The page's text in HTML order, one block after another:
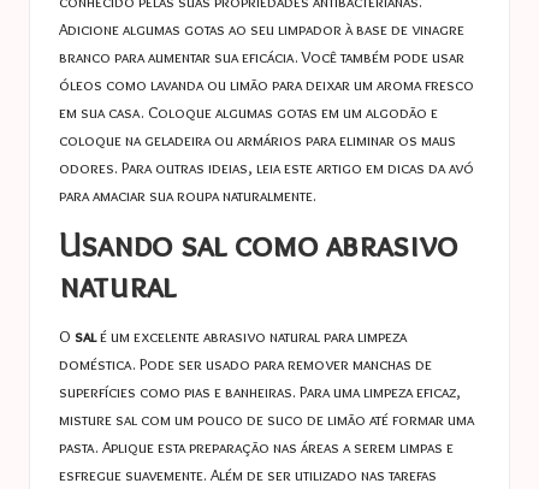
Adicione algumas gotas ao seu limpador à base de vinagre
branco para aumentar sua eficácia. Você também pode usar
óleos como lavanda ou limão para deixar um aroma fresco
em sua casa. Coloque algumas gotas em um algodão e
coloque na geladeira ou armários para eliminar os maus
odores. Para outras ideias, leia este artigo em dicas da avó
para amaciar sua roupa naturalmente.
Usando sal como abrasivo
natural
O salé um excelente abrasivo natural para limpeza
doméstica. Pode ser usado para remover manchas de
superfícies como pias e banheiras. Para uma limpeza eficaz,
misture sal com um pouco de suco de limão até formar uma
pasta. Aplique esta preparação nas áreas a serem limpas e
esfregue suavemente. Além de ser utilizado nas tarefas